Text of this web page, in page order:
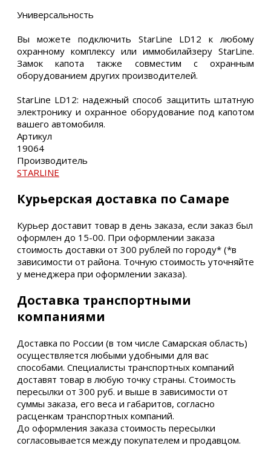
Универсальность
Вы можете подключить StarLine LD12 к любому
охранному комплексу или иммобилайзеру StarLine.
Замок капота также cовместим с охранным
оборудованием других производителей.
StarLine LD12: надежный способ защитить штатную
электронику и охранное оборудование под капотом
вашего автомобиля.
Артикул
19064
Производитель
STARLINE
Курьерская доставка по Самаре
Курьер доставит товар в день заказа, если заказ был
оформлен до 15-00. При оформлении заказа
стоимость доставки от 300 рублей по городу* (*в
зависимости от района. Точную стоимость уточняйте
у менеджера при оформлении заказа).
Доставка транспортными
компаниями
Доставка по России (в том числе Самарская область)
осуществляется любыми удобными для вас
способами. Специалисты транспортных компаний
доставят товар в любую точку страны. Стоимость
пересылки от 300 руб. и выше в зависимости от
суммы заказа, его веса и габаритов, согласно
расценкам транспортных компаний.
До оформления заказа стоимость пересылки
согласовывается между покупателем и продавцом.